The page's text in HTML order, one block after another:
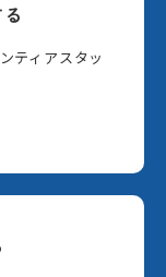
ティアスタッ